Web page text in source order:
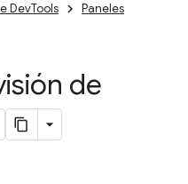
DevTools Paneles
de